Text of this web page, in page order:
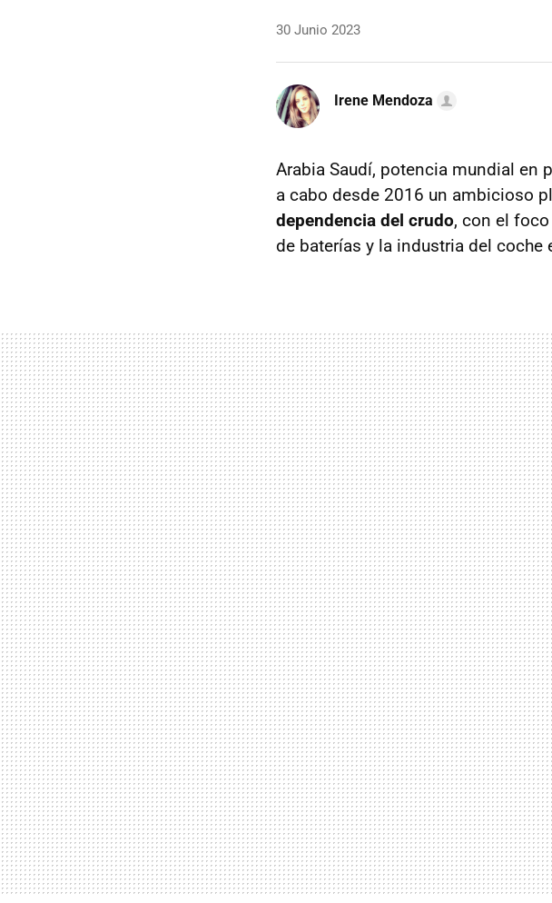
30 Junio 2023
Irene Mendoza
Arabia Saudí, potencia mundial en
a cabo desde 2016 un ambicioso
dependencia del crudo, con el
de baterías y la industria del coche